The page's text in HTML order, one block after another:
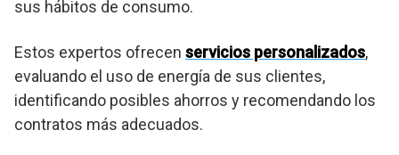
sus hábitos de consumo.
Estos expertos ofrecen servicios personalizados,
evaluando el uso de energía de sus clientes,
identificando posibles ahorros y recomendando los
contratos más adecuados.